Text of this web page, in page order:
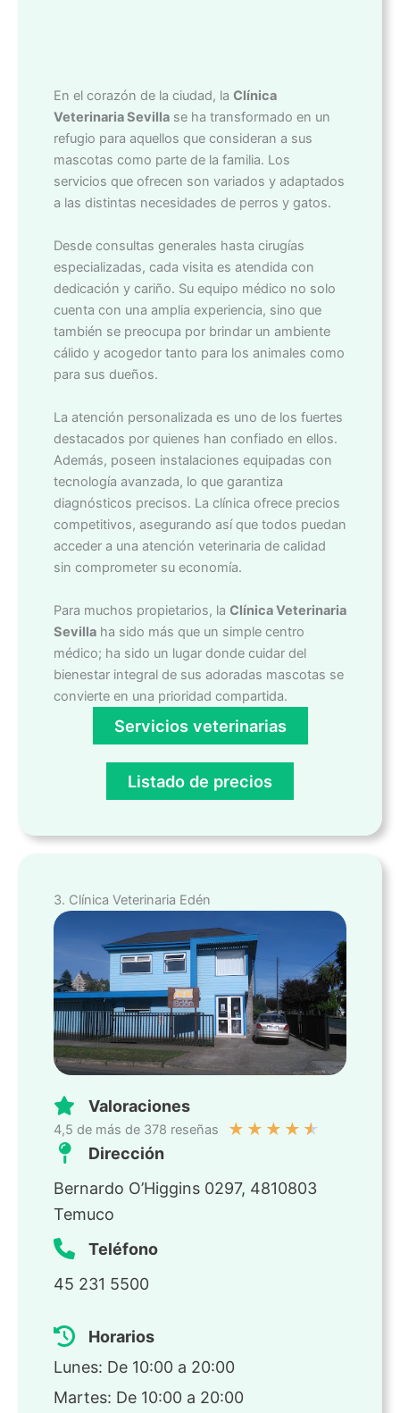
En el corazón de la ciudad, la Clínica
Veterinaria Sevilla se ha transformado en un
refugio para aquellos que consideran a sus
mascotas como parte de la familia. Los
servicios que ofrecen son variados y adaptados
a las distintas necesidades de perros y gatos.
Desde consultas generales hasta cirugías
especializadas, cada visita es atendida con
dedicación y cariño. Su equipo médico no solo
cuenta con una amplia experiencia, sino que
también se preocupa por brindar un ambiente
cálido y acogedor tanto para los animales como
para sus dueños.
La atención personalizada es uno de los fuertes
destacados por quienes han confiado en ellos.
Además, poseen instalaciones equipadas con
tecnología avanzada, lo que garantiza
diagnósticos precisos. La clínica ofrece precios
competitivos, asegurando así que todos puedan
acceder a una atención veterinaria de calidad
sin comprometer su economía.
Para muchos propietarios, la Clínica Veterinaria
Sevilla ha sido más que un simple centro
médico; ha sido un lugar donde cuidar del
bienestar integral de sus adoradas mascotas se
convierte en una prioridad compartida.
Servicios veterinarias
Listado de precios
3. Clínica Veterinaria Edén
Valoraciones
4,5 de más de 378 reseñas ★ ★ ★ ★ ★
Dirección
Bernardo O’Higgins 0297, 4810803
Temuco
Teléfono
45 231 5500
Horarios
Lunes: De 10:00 a 20:00
Martes: De 10:00 a 20:00